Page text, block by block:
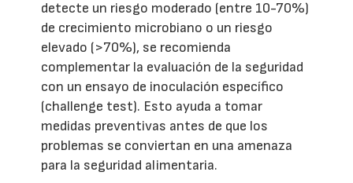
detecte un riesgo moderado (entre 10-70%)
de crecimiento microbiano o un riesgo
elevado (>70%), se recomienda
complementar la evaluación de la seguridad
con un ensayo de inoculación específico
(challenge test). Esto ayuda a tomar
medidas preventivas antes de que los
problemas se conviertan en una amenaza
para la seguridad alimentaria.